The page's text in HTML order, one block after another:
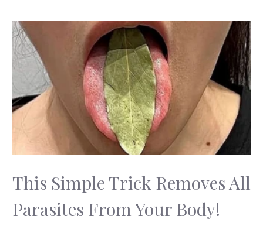
This Simple Trick Removes All
Parasites From Your Body!